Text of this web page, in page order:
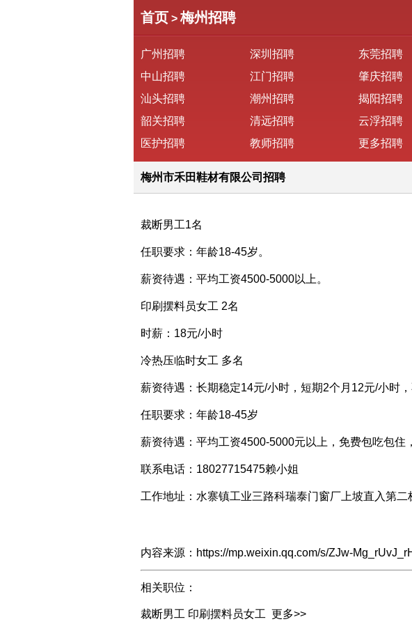
首页 > 梅州招聘
广州招聘 深圳招聘 东莞招聘
中山招聘
江门招聘 肇庆招聘
汕头招聘
潮州招聘 揭阳招聘
韶关招聘
清远招聘 云浮招聘
医护招聘
教师招聘 更多招聘
梅州市禾田鞋材有限公司招聘
裁断男工1名
任职要求：年龄18-45岁。
薪资待遇：平均工资4500-5000以上。
印刷摆料员女工 2名
时薪：18元/小时
冷热压临时女工 多名
薪资待遇：长期稳定14元/小时，短期2个月12元/小时，
任职要求：年龄18-45岁
薪资待遇：平均工资4500-5000元以上，免费包吃包住
联系电话：18027715475赖小姐
工作地址：水寨镇工业三路科瑞泰门窗厂上坡直入第二
内容来源：https://mp.weixin.qq.com/s/ZJw-
相关职位：
裁断男工 印刷摆料员女工 更多>>